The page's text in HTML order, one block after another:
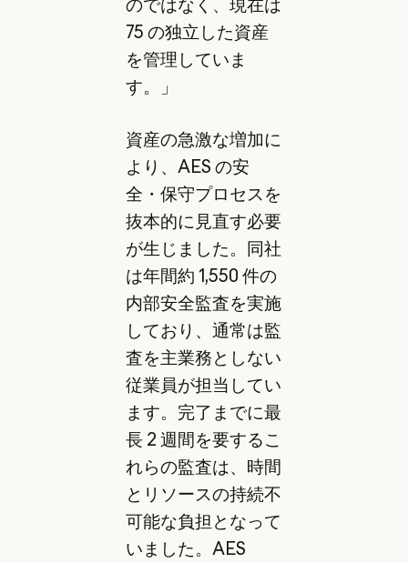
75 の独立した資産
を管理していま
す。」
資産の急激な増加に
より、AES の安
全・保守プロセスを
抜本的に見直す必要
が生じました。同社
は年間約 1,550 件の
内部安全監査を実施
しており、通常は監
査を主業務としない
従業員が担当してい
ます。完了までに最
長 2 週間を要するこ
れらの監査は、時間
とリソースの持続不
可能な負担となって
いました。AES